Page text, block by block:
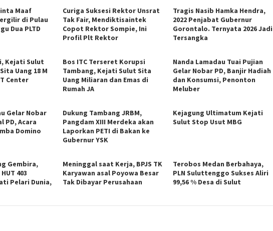
Maaf
di Pulau
Dua PLTD
Curiga Suksesi Rektor Unsrat
Tak Fair, Mendiktisaintek
Copot Rektor Sompie, Ini
Profil Plt Rektor
Tragis Nasib Hamka Hendra,
2022 Penjabat Gubernur
Gorontalo. Ternyata 2026 Jadi
Tersangka
Kejati Sulut
Uang 18 M
Center
Bos ITC Terseret Korupsi
Tambang, Kejati Sulut Sita
Uang Miliaran dan Emas di
Rumah JA
Nanda Lamadau Tuai Pujian
Gelar Nobar PD, Banjir Hadiah
dan Konsumsi, Penonton
Meluber
Gelar Nobar
PD, Acara
Domino
Dukung Tambang JRBM,
Pangdam XIII Merdeka akan
Laporkan PETI di Bakan ke
Gubernur YSK
Kejagung Ultimatum Kejati
Sulut Stop Usut MBG
Gembira,
403
Pelari Dunia,
Meninggal saat Kerja, BPJS TK
Karyawan asal Poyowa Besar
Tak Dibayar Perusahaan
Terobos Medan Berbahaya,
PLN Suluttenggo Sukses Aliri
99,56 % Desa di Sulut